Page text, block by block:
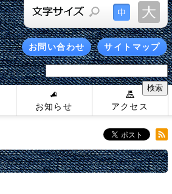
お問い合わせ サイトマップ
お知らせ アクセス